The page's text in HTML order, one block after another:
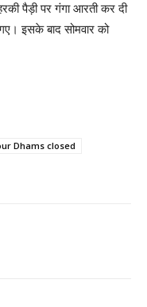
पैड़ी पर गंगा आरती कर दी
इसके बाद सोमवार को
Dhams closed